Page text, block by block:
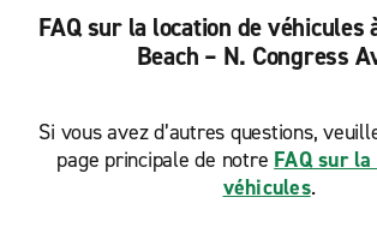
FAQ sur la location de véhicules
Beach – N. Congress
Si vous avez d’autres questions,
page principale de notre FAQ sur
véhicules.